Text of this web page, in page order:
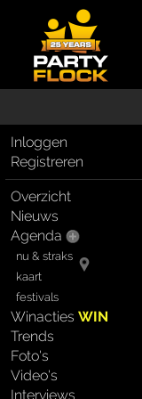
Inloggen
Registreren
Overzicht
Nieuws
Agenda
nu & straks
kaart
festivals
WinactiesWIN
Trends
Foto's
Video's
Interviews